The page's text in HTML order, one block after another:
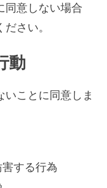
同意しない場合
さい。
動
ことに同意しま
する行為